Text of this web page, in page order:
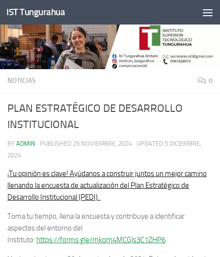
Skip to content
IST Tungurahua
NOTICIAS 0
PLAN ESTRATÉGICO DE DESARROLLO
INSTITUCIONAL
BY ADMIN · PUBLISHED 29 NOVIEMBRE, 2024 · UPDATED 5 DICIEMBRE,
2024
¡Tu opinión es clave! Ayúdanos a construir juntos un mejor camino
llenando la encuesta de actualización del Plan Estratégico de
Desarrollo Institucional (PEDI).
Toma tu tiempo, llena la encuesta y contribuye a identificar
aspectos del entorno del
Instituto: https://forms.gle/mkom4MCGJs3C1ZHP6.